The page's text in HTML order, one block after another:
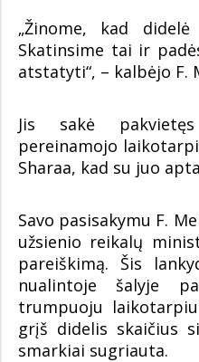
„Žinome, kad
Skatinsime tai ir
atstatyti“, – kalbėjo F.
Jis sakė
pereinamojo
Sharaa, kad su juo
Savo pasisakymu F.
užsienio reikalų
pareiškimą. Šis
nualintoje šalyje
trumpuoju
grįš didelis skaičius
smarkiai sugriauta.